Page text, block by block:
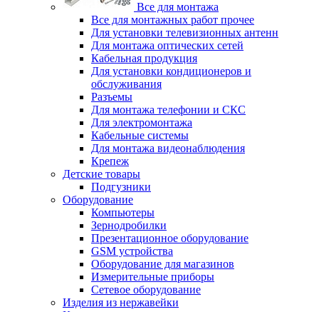
Все для монтажа
Все для монтажных работ прочее
Для установки телевизионных антенн
Для монтажа оптических сетей
Кабельная продукция
Для установки кондиционеров и
обслуживания
Разъемы
Для монтажа телефонии и СКС
Для электромонтажа
Кабельные системы
Для монтажа видеонаблюдения
Крепеж
Детские товары
Подгузники
Оборудование
Компьютеры
Зернодробилки
Презентационное оборудование
GSM устройства
Оборудование для магазинов
Измерительные приборы
Сетевое оборудование
Изделия из нержавейки